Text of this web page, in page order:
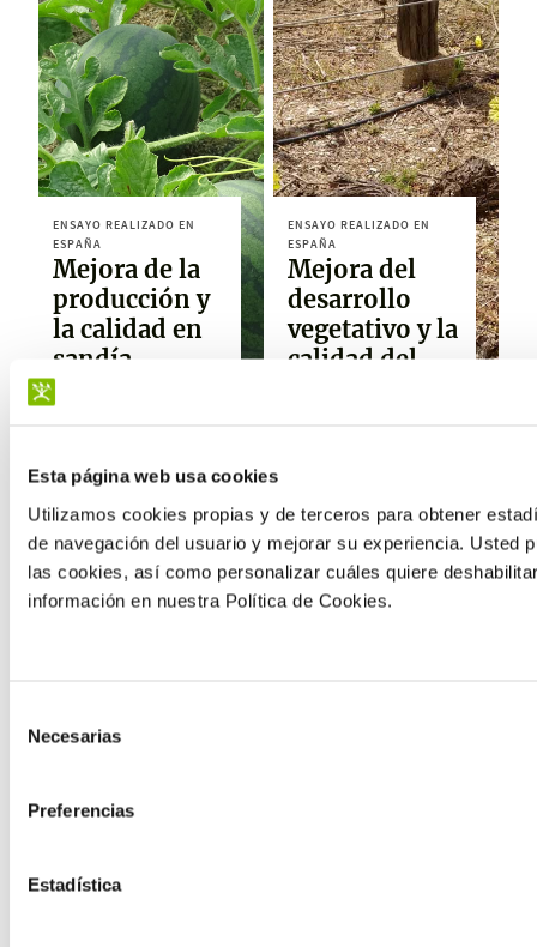
Esta página web usa cookies
Utilizamos cookies propias y de terceros para obtener
de navegación del usuario y mejorar su experiencia. Usted
las cookies, así como personalizar cuáles quiere
información en nuestra Política de Cookies.
Necesarias
Preferencias
Estadística
ENSAYO REALIZADO EN
ESPAÑA
Mejora de la
producción y
la calidad en
sandía
ENSAYO REALIZADO EN
ESPAÑA
Mejora del
desarrollo
vegetativo y la
calidad del
Incremento
alcachofa